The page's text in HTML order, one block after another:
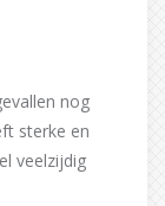
nog
sterke en
veelzijdig